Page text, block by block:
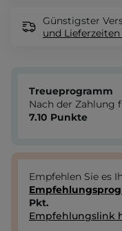
Günstigster
und Lieferzeiten
Treueprogramm
Nach der Zahlung
7.10 Punkte
Empfehlen Sie es
Pkt.
Empfehlungslink